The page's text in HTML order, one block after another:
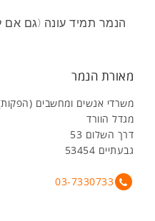
הנמר תמיד עונה (גם אם
מאורת הנמר
משרדי אנשים ומחשבים
מגדל הוורד
דרך השלום 53
גבעתיים 53454
03-7330733